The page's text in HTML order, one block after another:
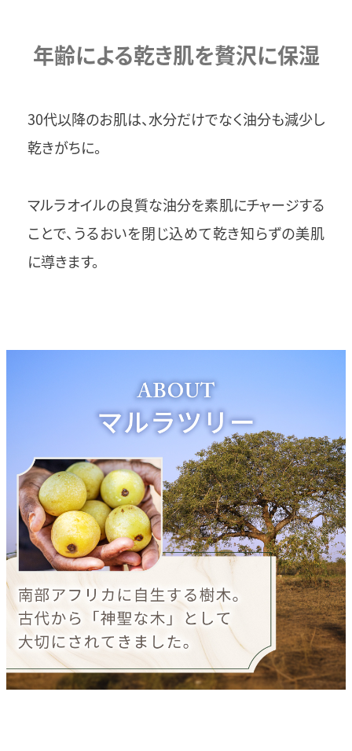
年齢による乾き肌を贅沢に保湿
30代以降のお肌は、水分だけでなく油分も減少し
乾きがちに。
マルラオイルの良質な油分を素肌にチャージする
ことで、うるおいを閉じ込めて乾き知らずの美肌
に導きます。